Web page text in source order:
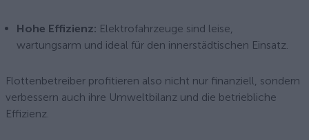
Hohe Effizienz: Elektrofahrzeuge sind leise,
wartungsarm und ideal für den innerstädtischen Einsatz.
Flottenbetreiber profitieren also nicht nur finanziell, sondern
verbessern auch ihre Umweltbilanz und die betriebliche
Effizienz.